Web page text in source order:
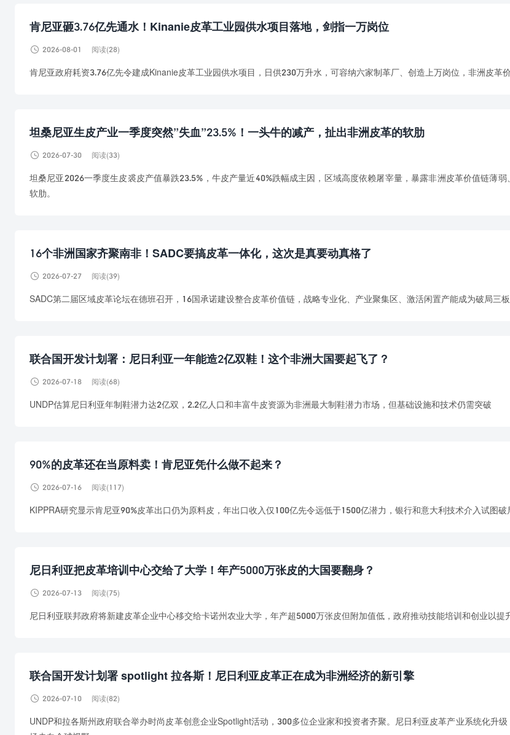
肯尼亚砸3.76亿先通水！Kinanie皮革工业园供水项目落地，剑指一万岗位
 2026-08-01 阅读(28)
肯尼亚政府耗资3.76亿先令建成Kinanie皮革工业园供水项目，日供230万升水，可容纳六家制革厂、创造上万岗位，非洲皮革价
坦桑尼亚生皮产业一季度突然”失血”23.5%！一头牛的减产，扯出非洲皮革的软肋
 2026-07-30 阅读(33)
坦桑尼亚2026一季度生皮裘皮产值暴跌23.5%，牛皮产量近40%跌幅成主因，区域高度依赖屠宰量，暴露非洲皮革价值链薄弱
软肋。
16个非洲国家齐聚南非！SADC要搞皮革一体化，这次是真要动真格了
 2026-07-27 阅读(39)
SADC第二届区域皮革论坛在德班召开，16国承诺建设整合皮革价值链，战略专业化、产业聚集区、激活闲置产能成为破局三板
联合国开发计划署：尼日利亚一年能造2亿双鞋！这个非洲大国要起飞了？
 2026-07-18 阅读(68)
UNDP估算尼日利亚年制鞋潜力达2亿双，2.2亿人口和丰富牛皮资源为非洲最大制鞋潜力市场，但基础设施和技术仍需突破
90%的皮革还在当原料卖！肯尼亚凭什么做不起来？
 2026-07-16 阅读(117)
KIPPRA研究显示肯尼亚90%皮革出口仍为原料皮，年出口收入仅100亿先令远低于1500亿潜力，银行和意大利技术介入试图破
尼日利亚把皮革培训中心交给了大学！年产5000万张皮的大国要翻身？
 2026-07-13 阅读(75)
尼日利亚联邦政府将新建皮革企业中心移交给卡诺州农业大学，年产超5000万张皮但附加值低，政府推动技能培训和创业以提
联合国开发计划署 spotlight 拉各斯！尼日利亚皮革正在成为非洲经济的新引擎
 2026-07-10 阅读(82)
UNDP和拉各斯州政府联合举办时尚皮革创意企业Spotlight活动，300多位企业家和投资者齐聚。尼日利亚皮革产业系统化升